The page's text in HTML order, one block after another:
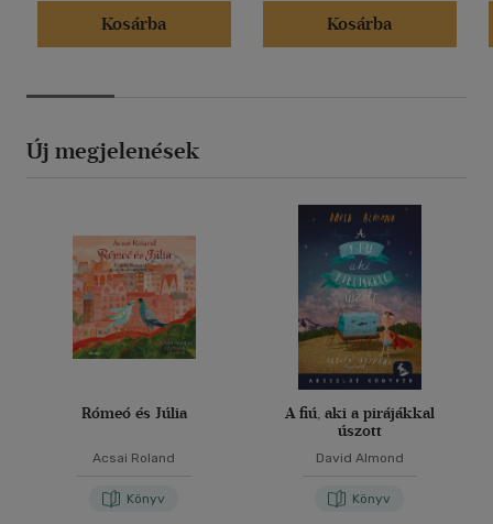
Kosárba
Kosárba
Új megjelenések
Rómeó és Júlia
Acsai Roland
Könyv
A fiú, aki a pirájákkal
úszott
David Almond
Könyv